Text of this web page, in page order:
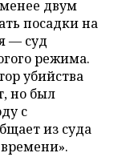
двум
посадки на
— суд
режима.
убийства
но был
с
из суда